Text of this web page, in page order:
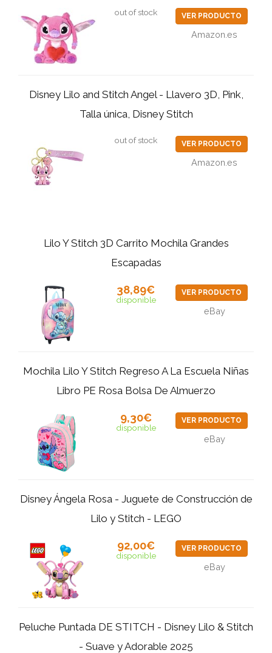
out of stock VER PRODUCTO
Amazon.es
Disney Lilo and Stitch Angel - Llavero 3D, Pink,
Talla única, Disney Stitch
out of stock VER PRODUCTO
Amazon.es
Lilo Y Stitch 3D Carrito Mochila Grandes
Escapadas
38,89€
disponible
VER PRODUCTO
eBay
Mochila Lilo Y Stitch Regreso A La Escuela Niñas
Libro PE Rosa Bolsa De Almuerzo
9,30€
disponible
VER PRODUCTO
eBay
Disney Ángela Rosa - Juguete de Construcción de
Lilo y Stitch - LEGO
92,00€
disponible
VER PRODUCTO
eBay
Peluche Puntada DE STITCH - Disney Lilo & Stitch
- Suave y Adorable 2025